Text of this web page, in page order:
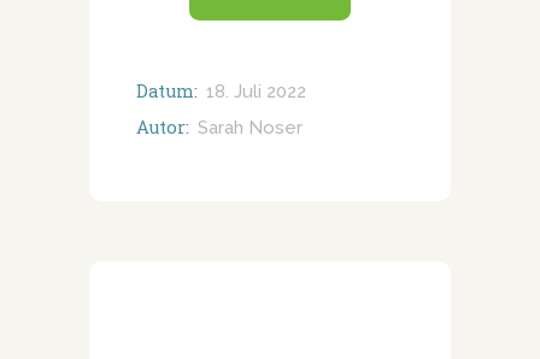
Datum: 18. Juli 2022
Autor: Sarah Noser